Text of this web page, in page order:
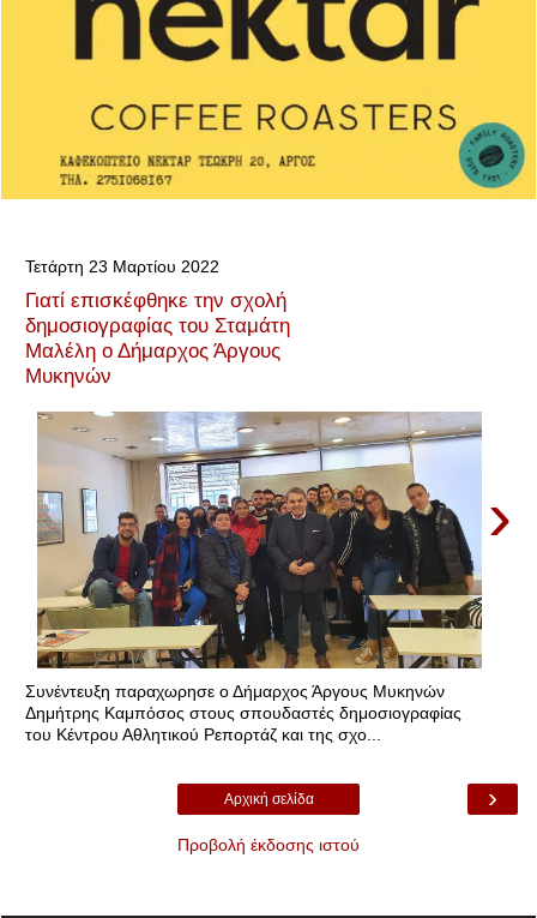
Τετάρτη 23 Μαρτίου 2022
Γιατί επισκέφθηκε την σχολή
δημοσιογραφίας του Σταμάτη
Μαλέλη ο Δήμαρχος Άργους
Μυκηνών
›
Συνέντευξη παραχωρησε ο Δήμαρχος Άργους Μυκηνών
Δημήτρης Καμπόσος στους σπουδαστές δημοσιογραφίας
του Κέντρου Αθλητικού Ρεπορτάζ και της σχο...
›
Αρχική σελίδα
Προβολή έκδοσης ιστού